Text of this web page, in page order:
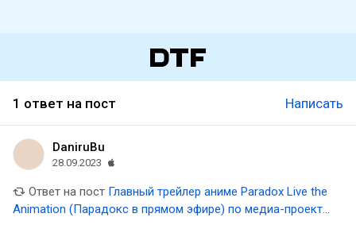
1 ответ на пост Написать
DaniruBu
28.09.2023
Ответ на пост Главный трейлер аниме Paradox Live the
Animation (Парадокс в прямом эфире) по медиа-проекту